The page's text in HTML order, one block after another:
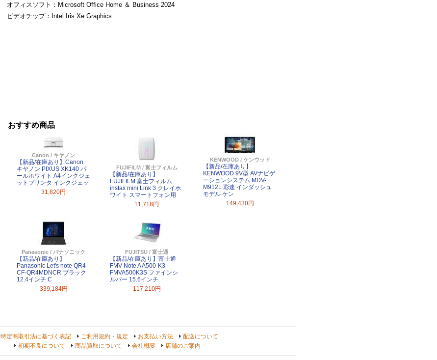
オフィスソフト：Microsoft Office Home ＆ Business 2024
ビデオチップ：Intel Iris Xe Graphics
おすすめ商品
Canon / キヤノン
【新品/在庫あり】Canon
キヤノン PIXUS XK140 パ
ールホワイト A4インクジェ
ットプリンタ インクジェッ
31,820円
FUJIFILM / 富士フィルム
【新品/在庫あり】
FUJIFILM 富士フィルム
instax mini Link 3 クレイホ
ワイト スマートフォン用
11,718円
KENWOOD / ケンウッド
【新品/在庫あり】
KENWOOD 9V型 AVナビゲ
ーションシステム MDV-
M912L 彩速 インダッシュ
モデル ケン
149,430円
Panasonic / パナソニック
【新品/在庫あり】
Panasonic Let's note QR4
CF-QR4MDNCR ブラック
12.4インチ C
339,184円
FUJITSU / 富士通
【新品/在庫あり】富士通
FMV Note A A500-K3
FMVA500K3S ファインシ
ルバー 15.6インチ
117,210円
特定商取引法に基づく表記 ご利用規約・規定 お支払い方法
配送について
初期不良について
商品買取について 会社概要 店舗のご案内